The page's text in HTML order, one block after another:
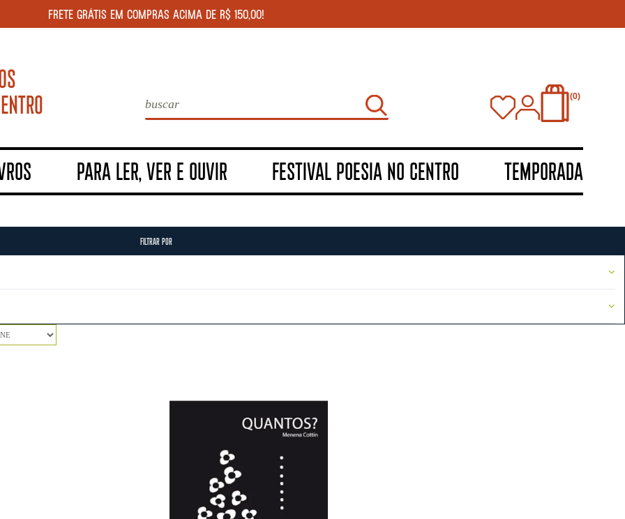
FRETE GRÁTIS EM COMPRAS ACIMA DE R$ 150,00!
0
PARA LER, VER E OUVIR FESTIVAL POESIA NO CENTRO TEMPORADA
FILTRAR POR